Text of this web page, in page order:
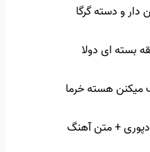
و دسته گرگا
بسته ای دولا
هسته خرما
+ متن آهنگ